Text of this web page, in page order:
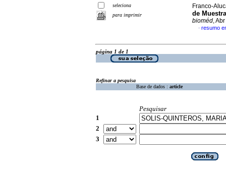
seleciona
para imprimir
Franco-
de
bioméd,
· resumo
página 1 de 1
Refinar a pesquisa
Base de dados : article
Pesquisar
1
2
3